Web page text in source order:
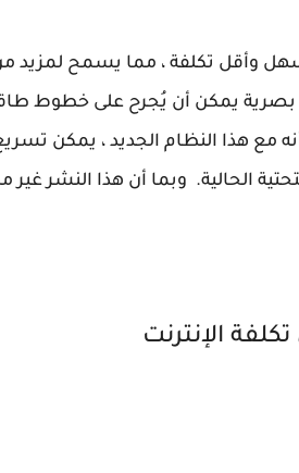
وأقل تكلفة ، مما يسمح لمزيد
بصرية يمكن أن يُجرح على خطوط
مع هذا النظام الجديد ، يمكن
الحالية. وبما أن هذا النشر